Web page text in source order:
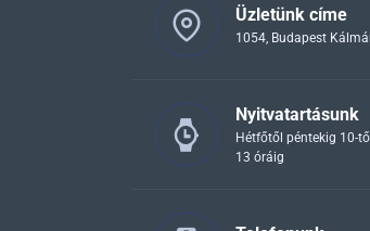
Üzletünk címe
1054, Budapest
Nyitvatartásunk
Hétfőtől péntekig 10-
13 óráig